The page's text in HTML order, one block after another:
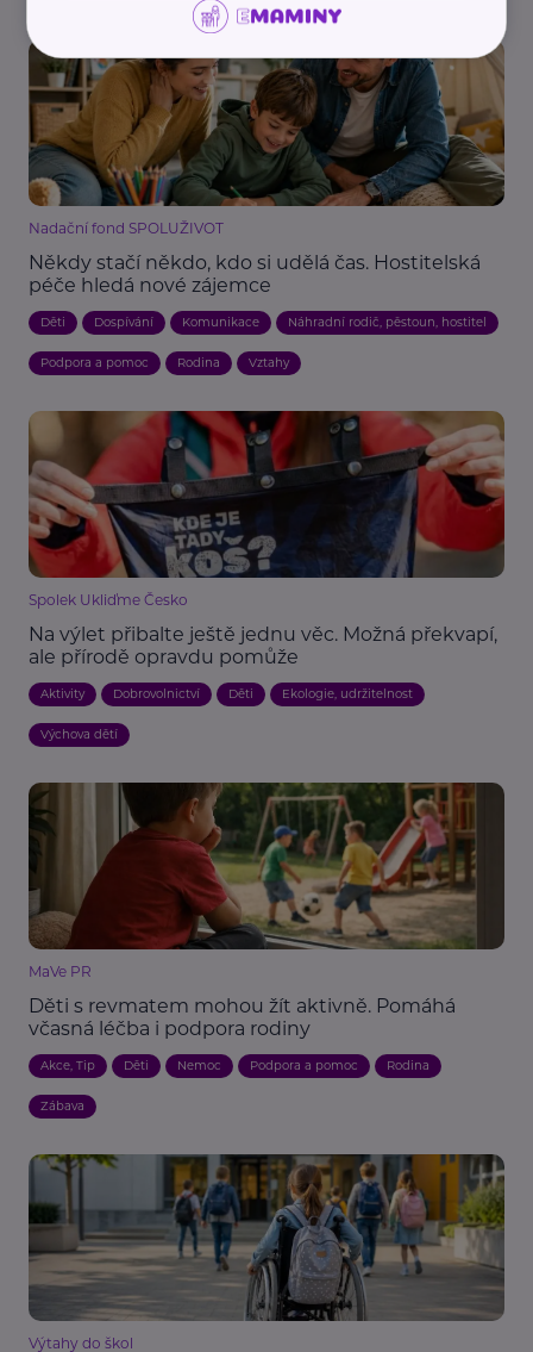
Nadační fond SPOLUŽIVOT
Někdy stačí někdo, kdo si udělá čas. Hostitelská
péče hledá nové zájemce
Děti Dospívání Komunikace Náhradní rodič, pěstoun, hostitel
Podpora a pomoc Rodina Vztahy
Spolek Ukliďme Česko
Na výlet přibalte ještě jednu věc. Možná překvapí,
ale přírodě opravdu pomůže
Aktivity Dobrovolnictví Děti Ekologie, udržitelnost
Výchova dětí
MaVe PR
Děti s revmatem mohou žít aktivně. Pomáhá
včasná léčba i podpora rodiny
Akce, Tip Děti Nemoc Podpora a pomoc Rodina
Zábava
Výtahy do škol